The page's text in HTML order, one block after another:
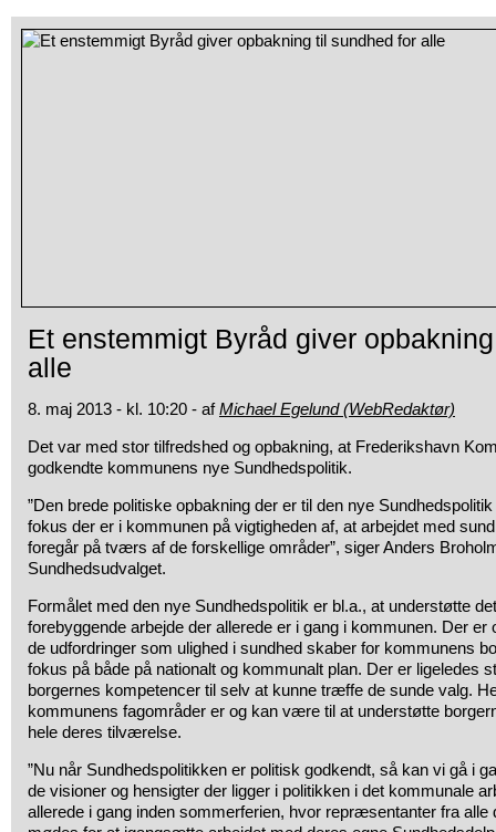
Et enstemmigt Byråd giver
alle
8. maj 2013 - kl. 10:20 - afMichael Egelund (WebRedaktør)
Det var med stor tilfredshed og opbakning, at Frederikshavn
godkendte kommunens nye Sundhedspolitik.
”Den brede politiske opbakning der er til den nye
fokus der er i kommunen på vigtigheden af, at arbejdet med
foregår på tværs af de forskellige områder”, siger Anders
Sundhedsudvalget.
Formålet med den nye Sundhedspolitik er bl.a., at understøtte
forebyggende arbejde der allerede er i gang i kommunen. Der
de udfordringer som ulighed i sundhed skaber for kommunens
fokus på både på nationalt og kommunalt plan. Der er ligeledes
borgernes kompetencer til selv at kunne træffe de sunde valg.
kommunens fagområder er og kan være til at understøtte
hele deres tilværelse.
”Nu når Sundhedspolitikken er politisk godkendt, så kan vi gå i
de visioner og hensigter der ligger i politikken i det kommunale
allerede i gang inden sommerferien, hvor repræsentanter fra alle